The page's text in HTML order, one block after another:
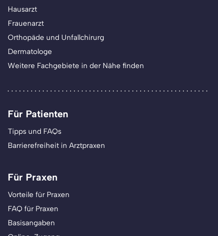
Hausarzt
Frauenarzt
Orthopäde und Unfallchirurg
Dermatologe
Weitere Fachgebiete in der Nähe finden
Für Patienten
Tipps und FAQs
Barrierefreiheit in Arztpraxen
Für Praxen
Vorteile für Praxen
FAQ für Praxen
Basisangaben